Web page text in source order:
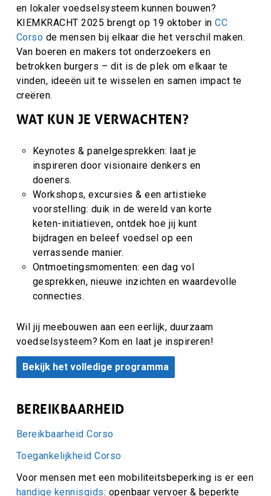
en lokaler voedselsysteem kunnen bouwen?
KIEMKRACHT 2025 brengt op 19 oktober inCC
Corso de mensen bij elkaar die het verschil maken.
Van boeren en makers tot onderzoekers en
betrokken burgers – dit is de plek om elkaar te
vinden, ideeën uit te wisselen en samen impact te
creëren.
WAT KUN JE VERWACHTEN?
Keynotes & panelgesprekken: laat je
inspireren door visionaire denkers en
doeners.
Workshops, excursies & een artistieke
voorstelling: duik in de wereld van korte
keten-initiatieven, ontdek hoe jij kunt
bijdragen en beleef voedsel op een
verrassende manier.
Ontmoetingsmomenten: een dag vol
gesprekken, nieuwe inzichten en waardevolle
connecties.
Wil jij meebouwen aan een eerlijk, duurzaam
voedselsysteem? Kom en laat je inspireren!
Bekijk het volledige programma
BEREIKBAARHEID
Bereikbaarheid Corso
Toegankelijkheid Corso
Voor mensen met een mobiliteitsbeperking is er een
handige kennisgids: openbaar vervoer & beperkte